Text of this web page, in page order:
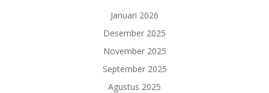
Januari 2026
Desember 2025
November 2025
September 2025
Agustus 2025